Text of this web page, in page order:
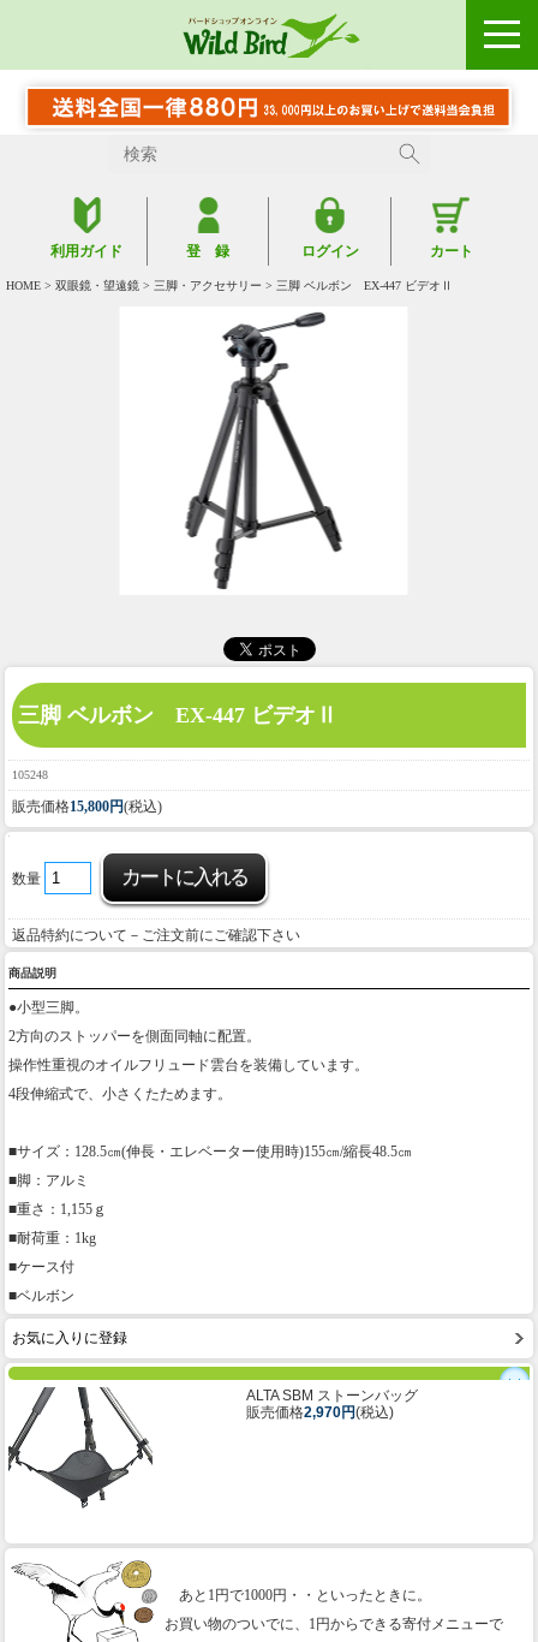
利用ガイド 登 録 ログイン カート
HOME > 双眼鏡・望遠鏡 > 三脚・アクセサリー > 三脚 ベルボン EX-447 ビデオⅡ
三脚 ベルボン EX-447 ビデオⅡ
105248
販売価格15,800円(税込)
数量
返品特約について－ご注文前にご確認下さい
商品説明
●小型三脚。
2方向のストッパーを側面同軸に配置。
操作性重視のオイルフリュード雲台を装備しています。
4段伸縮式で、小さくたためます。
■サイズ：128.5㎝(伸長・エレベーター使用時)155㎝/縮長48.5㎝
■脚：アルミ
■重さ：1,155ｇ
■耐荷重：1kg
■ケース付
■ベルボン
お気に入りに登録
ALTA SBM ストーンバッグ
販売価格2,970円(税込)
あと1円で1000円・・といったときに。
お買い物のついでに、1円からできる寄付メニューで